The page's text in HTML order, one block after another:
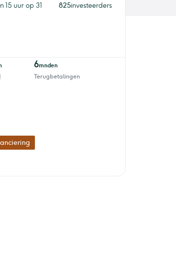
15 uur op 31
825investeerders
6mnden
Terugbetalingen